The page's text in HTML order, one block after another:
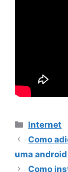
Categorias
Internet
Como
uma
Como